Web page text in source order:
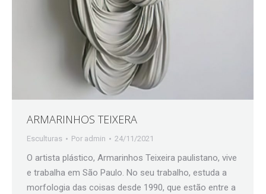
ARMARINHOS TEIXERA
Esculturas Por admin 24/11/2021
O artista plástico, Armarinhos Teixeira paulistano, vive
e trabalha em São Paulo. No seu trabalho, estuda a
morfologia das coisas desde 1990, que estão entre a